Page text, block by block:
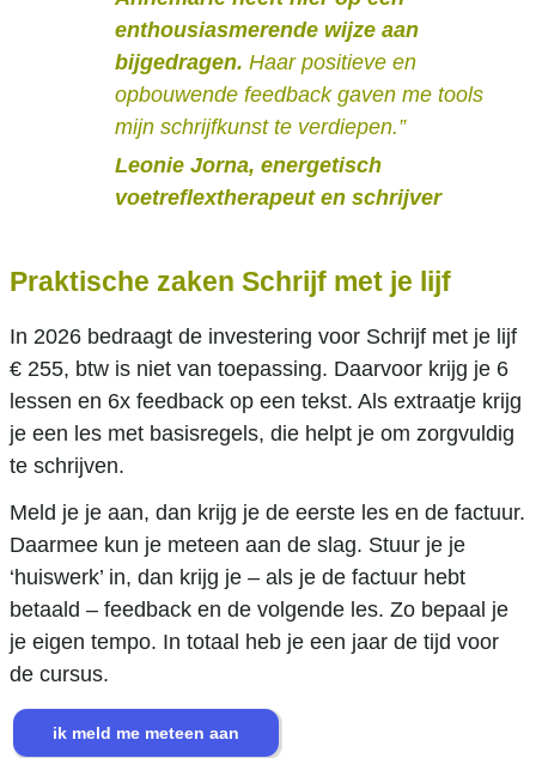
enthousiasmerende wijze aan
bijgedragen. Haar positieve en
opbouwende feedback gaven me tools
mijn schrijfkunst te verdiepen.”
Leonie Jorna, energetisch
voetreflextherapeut en schrijver
Praktische zaken Schrijf met je lijf
In 2026 bedraagt de investering voor Schrijf met je lijf
€ 255, btw is niet van toepassing. Daarvoor krijg je 6
lessen en 6x feedback op een tekst. Als extraatje krijg
je een les met basisregels, die helpt je om zorgvuldig
te schrijven.
Meld je je aan, dan krijg je de eerste les en de factuur.
Daarmee kun je meteen aan de slag. Stuur je je
‘huiswerk’ in, dan krijg je – als je de factuur hebt
betaald – feedback en de volgende les. Zo bepaal je
je eigen tempo. In totaal heb je een jaar de tijd voor
de cursus.